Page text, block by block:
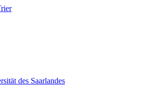
des Saarlandes